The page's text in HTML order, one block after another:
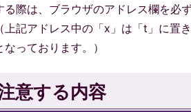
る際は、ブラウザのアドレス欄を必
（上記アドレス中の「x」は「t」に置
なっております。）
意する内容